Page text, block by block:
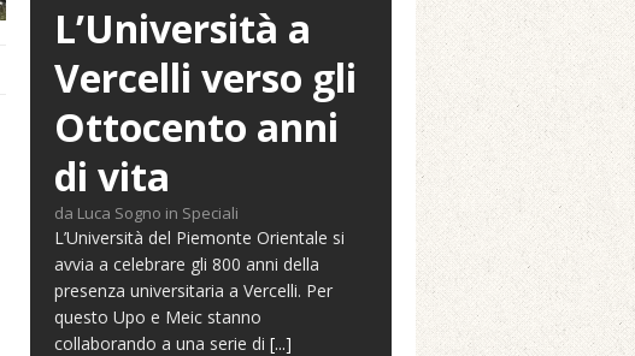
L’Università a
Vercelli verso gli
Ottocento anni
di vita
da Luca Sogno in Speciali
L’Università del Piemonte Orientale si
avvia a celebrare gli 800 anni della
presenza universitaria a Vercelli. Per
questo Upo e Meic stanno
collaborando a una serie di [...]